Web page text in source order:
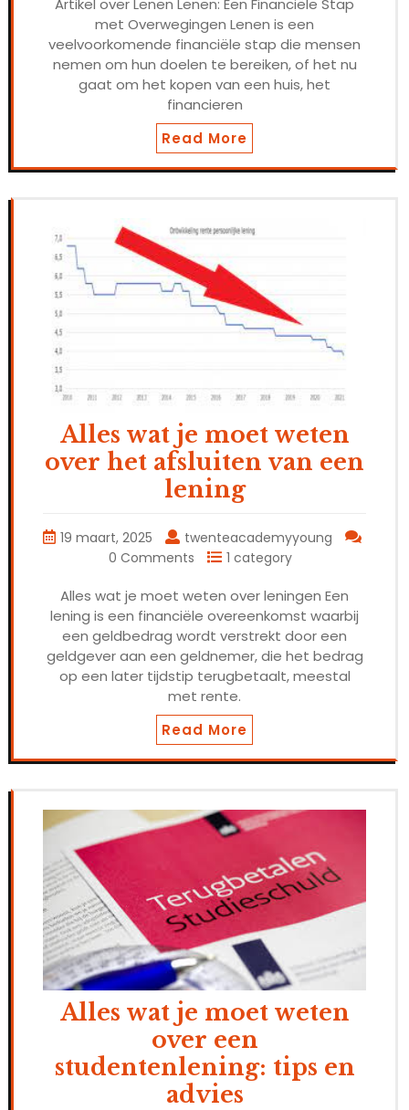
Artikel over Lenen Lenen: Een Financiële Stap
met Overwegingen Lenen is een
veelvoorkomende financiële stap die mensen
nemen om hun doelen te bereiken, of het nu
gaat om het kopen van een huis, het
financieren
Read More
Alles wat je moet weten
over het afsluiten van een
lening
19 maart, 2025
twenteacademyyoung
0 Comments
1 category
Alles wat je moet weten over leningen Een
lening is een financiële overeenkomst waarbij
een geldbedrag wordt verstrekt door een
geldgever aan een geldnemer, die het bedrag
op een later tijdstip terugbetaalt, meestal
met rente.
Read More
Alles wat je moet weten
over een
studentenlening: tips en
advies